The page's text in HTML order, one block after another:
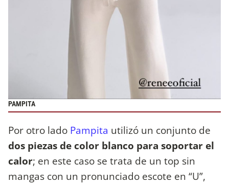
PAMPITA
Por otro lado Pampita utilizó un conjunto de
dos piezas de color blanco para soportar el
calor; en este caso se trata de un top sin
mangas con un pronunciado escote en “U”,